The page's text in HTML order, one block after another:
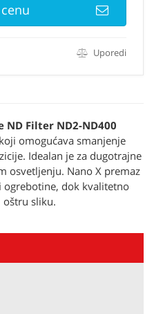
Uporedi
ND Filter ND2-ND400
omogućava smanjenje
Idealan je za dugotrajne
osvetljenju. Nano X premaz
dok kvalitetno
oštru sliku.